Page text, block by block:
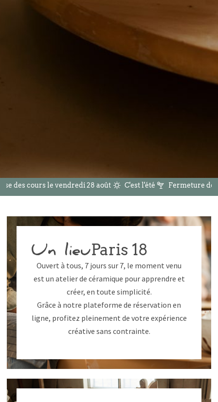
des cours le vendredi 28 août C'est l'été Fermeture de
Un lieuParis 18
Ouvert à tous, 7 jours sur 7, le moment venu
est un atelier de céramique pour apprendre et
créer, en toute simplicité.
Grâce à notre plateforme de réservation en
ligne, profitez pleinement de votre expérience
créative sans contrainte.